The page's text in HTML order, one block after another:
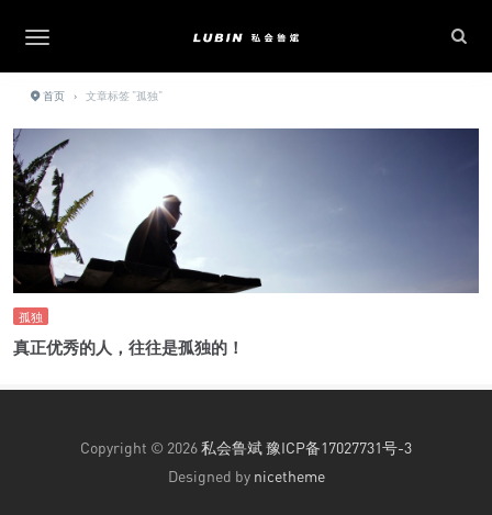
首页 › 文章标签 "孤独"
孤独
真正优秀的人，往往是孤独的！
Copyright © 2026私会鲁斌豫ICP备17027731号-3
Designed by nicetheme